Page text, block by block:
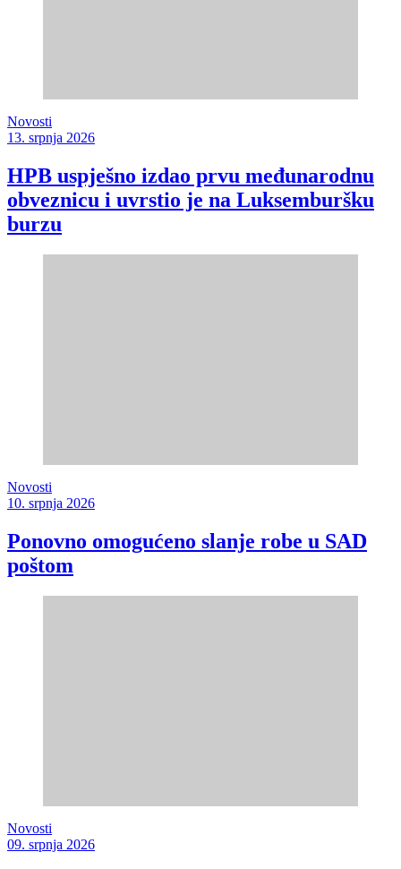
Novosti
13. srpnja 2026
HPB uspješno izdao prvu međunarodnu
obveznicu i uvrstio je na Luksemburšku
burzu
Novosti
10. srpnja 2026
Ponovno omogućeno slanje robe u SAD
poštom
Novosti
09. srpnja 2026